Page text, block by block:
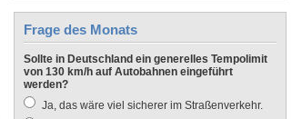
Frage des Monats
Sollte in Deutschland ein generelles Tempolimit
von 130 km/h auf Autobahnen eingeführt
werden?
Ja, das wäre viel sicherer im Straßenverkehr.